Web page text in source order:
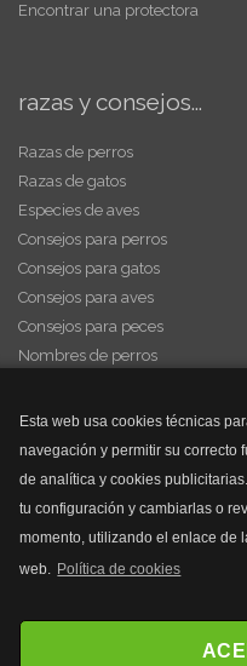
Esta web usa cookies técnicas
navegación y permitir su correcto
de analítica y cookies
tu configuración y cambiarlas o
momento, utilizando el enlace de
web. Política de cookies
Encontrar una protectora
razas y consejos...
Razas de perros
Razas de gatos
Especies de aves
Consejos para perros
Consejos para gatos
Consejos para aves
Consejos para peces
Nombres de perros
y mucho más...